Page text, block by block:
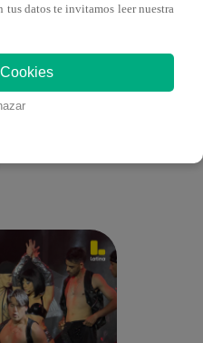
puede
tus datos te invitamos leer nuestra